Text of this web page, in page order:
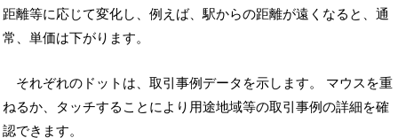
距離等に応じて変化し、例えば、駅からの距離が遠くなると、通
常、単価は下がります。
それぞれのドットは、取引事例データを示します。 マウスを重
ねるか、タッチすることにより用途地域等の取引事例の詳細を確
認できます。